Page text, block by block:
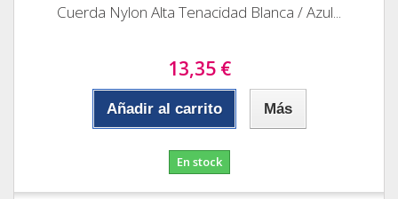
Cuerda Nylon Alta Tenacidad Blanca / Azul...
13,35 €
Añadir al carrito Más
En stock